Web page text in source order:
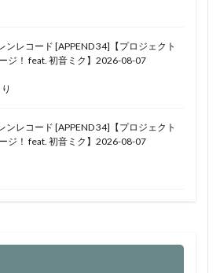
ンレコード [APPEND 34]【プロジェクト
ジ！ feat. 初音ミク】2026-08-07
ンレコード [APPEND 34]【プロジェクト
ジ！ feat. 初音ミク】2026-08-07